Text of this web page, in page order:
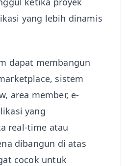
yang lebih dinamis
dapat membangun
sistem
area member, e-
yang
real-time atau
dibangun di atas
cocok untuk